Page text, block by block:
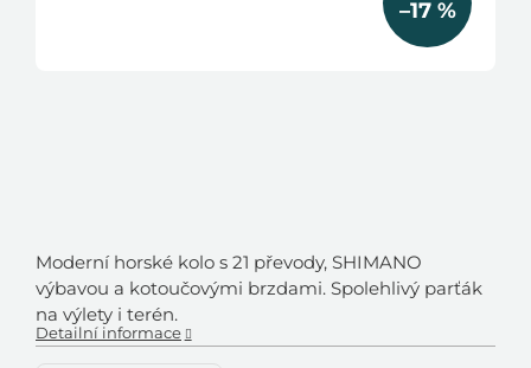
–17 %
Moderní horské kolo s 21 převody, SHIMANO
výbavou a kotoučovými brzdami. Spolehlivý parťák
na výlety i terén.
Detailní informace